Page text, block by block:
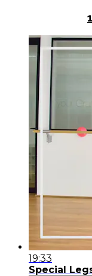
19:33
Special